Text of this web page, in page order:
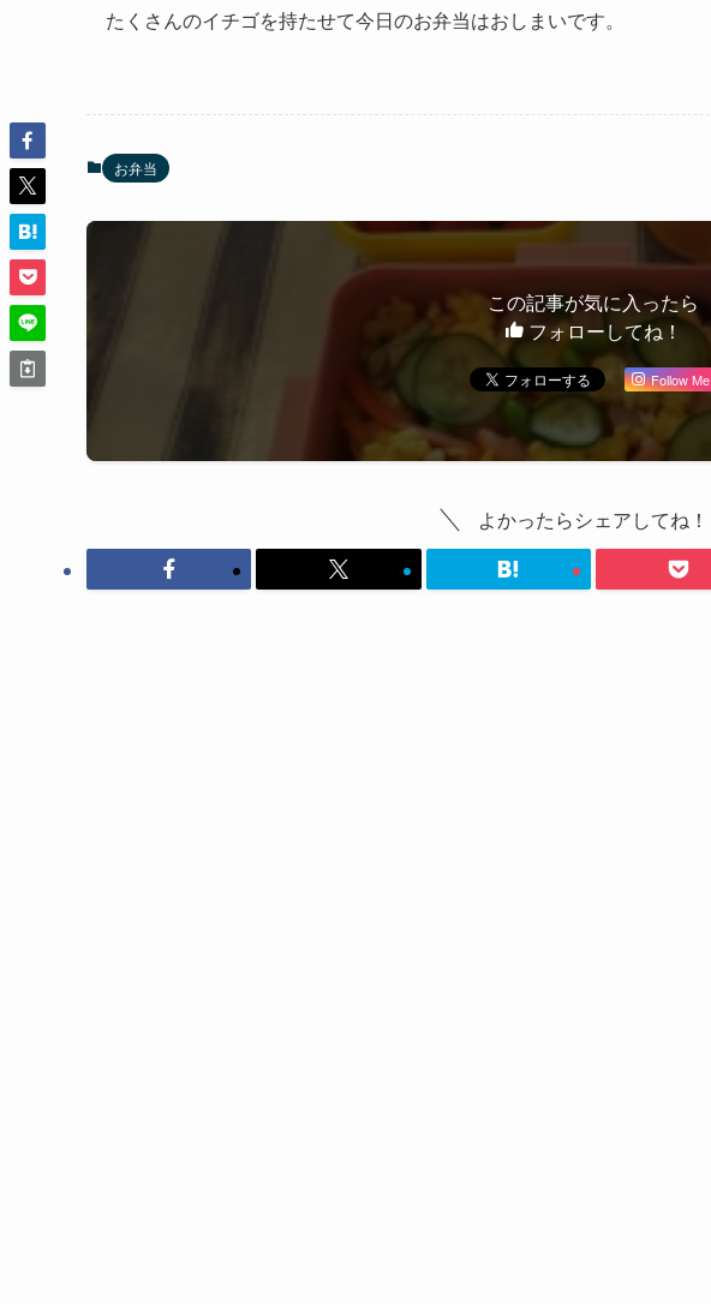
たくさんのイチゴを持たせて今日のお弁当はおしまいです。
お弁当
この記事が気に入ったら
フォローしてね！
Follow Me
よかったらシェアしてね！